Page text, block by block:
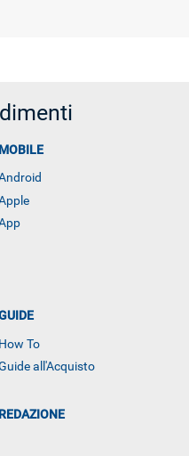
MOBILE
How To
all'Acquisto
REDAZIONE